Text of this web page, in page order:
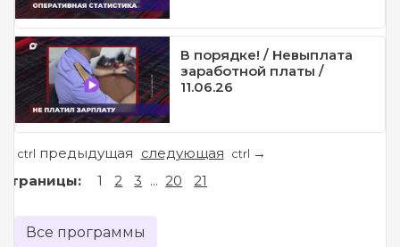
В порядке! / Невыплата
заработной платы /
11.06.26
ctrl предыдущая следующая ctrl →
Страницы: 1 2 3 ... 20 21
Все программы